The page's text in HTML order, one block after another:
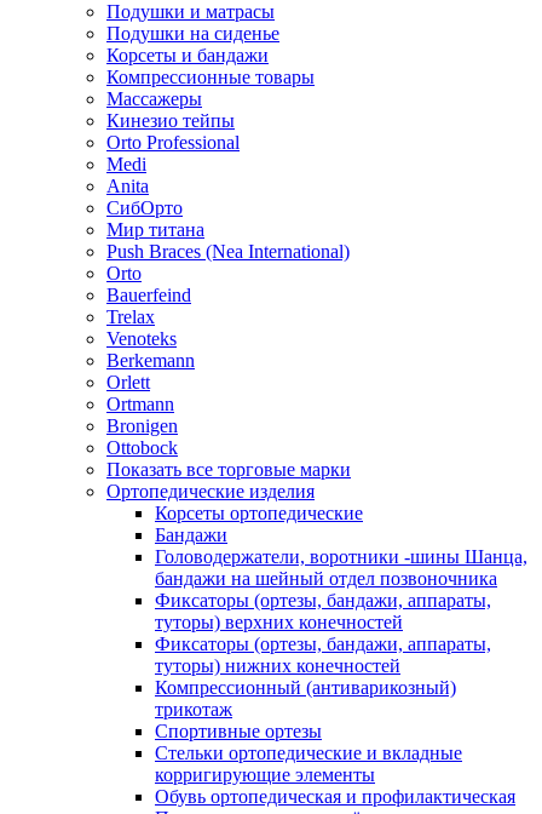
Подушки и матрасы
Подушки на сиденье
Корсеты и бандажи
Компрессионные товары
Массажеры
Кинезио тейпы
Orto Professional
Medi
Anita
СибОрто
Мир титана
Push Braces (Nea International)
Orto
Bauerfeind
Trelax
Venoteks
Berkemann
Orlett
Ortmann
Bronigen
Ottobock
Показать все торговые марки
Ортопедические изделия
Корсеты ортопедические
Бандажи
Головодержатели, воротники -шины Шанца,
бандажи на шейный отдел позвоночника
Фиксаторы (ортезы, бандажи, аппараты,
туторы) верхних конечностей
Фиксаторы (ортезы, бандажи, аппараты,
туторы) нижних конечностей
Компрессионный (антиварикозный)
трикотаж
Спортивные ортезы
Стельки ортопедические и вкладные
корригирующие элементы
Обувь ортопедическая и профилактическая